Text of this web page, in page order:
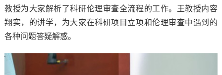
教授为大家解析了科研伦理审查全流程的工作。王教授内容
翔实，的讲学，为大家在科研项目立项和伦理审查中遇到的
各种问题答疑解惑。